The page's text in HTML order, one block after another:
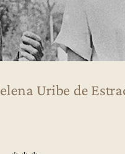
Uribe de